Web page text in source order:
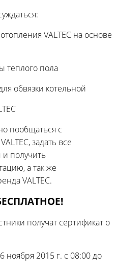
VALTEC на основе
теплого пола
обвязки котельной
пообщаться с
задать все
получить
а так же
VALTEC.
получат cертификат о
ноября 2015 г. с 08:00 до